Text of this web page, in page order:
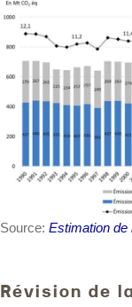
Source: Estimation de
Révision de